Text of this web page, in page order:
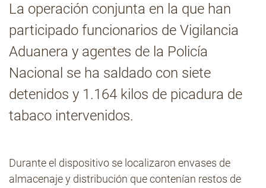
Pregúntanos
Archivo
Estadísticas CMT
La operación conjunta en la que han
participado funcionarios de Vigilancia
Aduanera y agentes de la Policía
Nacional se ha saldado con siete
detenidos y 1.164 kilos de picadura de
tabaco intervenidos.
Durante el dispositivo se localizaron envases de
almacenaje y distribución que contenían restos de